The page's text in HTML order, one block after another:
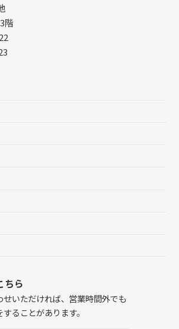
階
ちら
せいただければ、営業時間外でも
ることがあります。